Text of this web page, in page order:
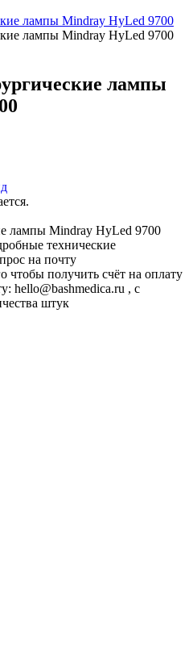
лампы
лампы Mindray HyLed 9700
технические
на почту
чтобы получить счёт на оплату
hello@bashmedica.ru , с
штук